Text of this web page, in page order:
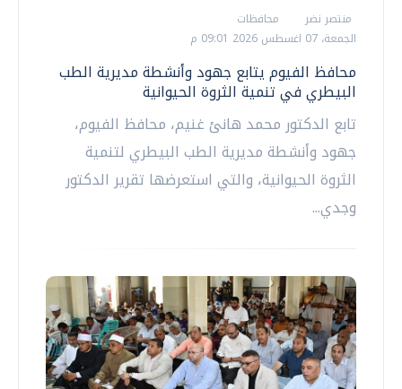
منتصر نضر
محافظات
الجمعة، 07 اغسطس 2026 09:01 م
محافظ الفيوم يتابع جهود وأنشطة مديرية الطب
البيطري في تنمية الثروة الحيوانية
تابع الدكتور محمد هانئ غنيم، محافظ الفيوم،
جهود وأنشطة مديرية الطب البيطري لتنمية
الثروة الحيوانية، والتي استعرضها تقرير الدكتور
وجدي...